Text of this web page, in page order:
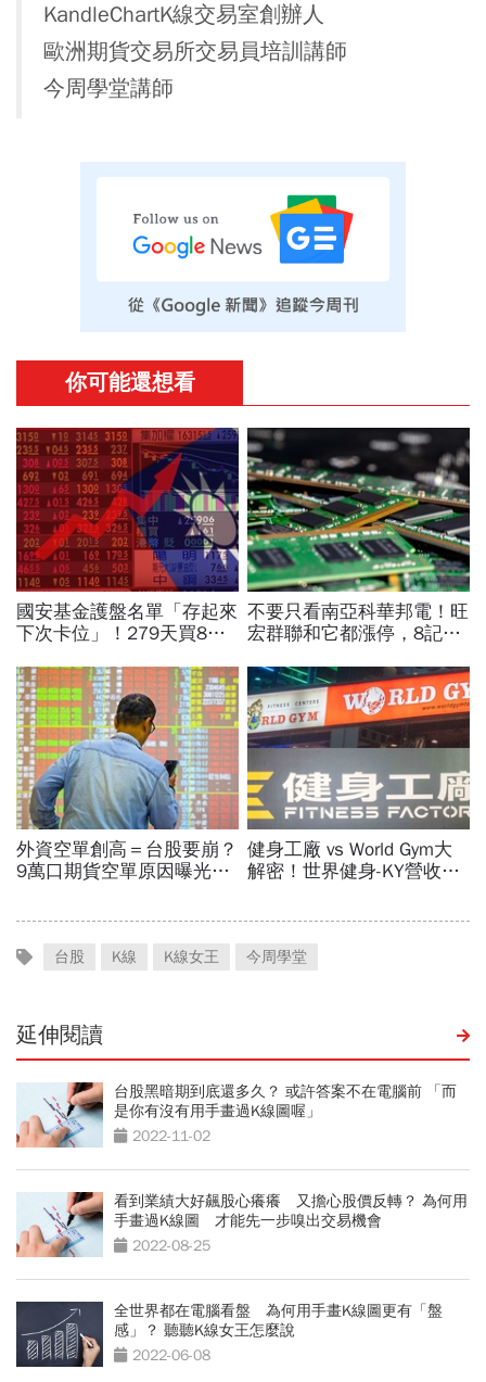
KandleChartK線交易室創辦人
歐洲期貨交易所交易員培訓講師
今周學堂講師
台股 K線 K線女王 今周學堂
延伸閱讀
台股黑暗期到底還多久？ 或許答案不在電腦前 「而
是你有沒有用手畫過K線圖喔」
2022-11-02
看到業績大好飆股心癢癢 又擔心股價反轉？ 為何用
手畫過K線圖 才能先一步嗅出交易機會
2022-08-25
全世界都在電腦看盤 為何用手畫K線圖更有「盤
感」？ 聽聽K線女王怎麼說
2022-06-08